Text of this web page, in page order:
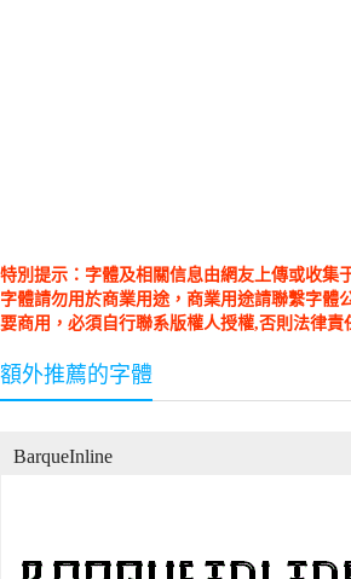
特別提示：字體及相關信息由網友上傳或收集
字體請勿用於商業用途，商業用途請聯繫字體
要商用，必須自行聯系版權人授權,否則法律責
額外推薦的字體
BarqueInline